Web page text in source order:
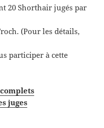
20 Shorthair jugés par
(Pour les détails,
participer à cette
juges